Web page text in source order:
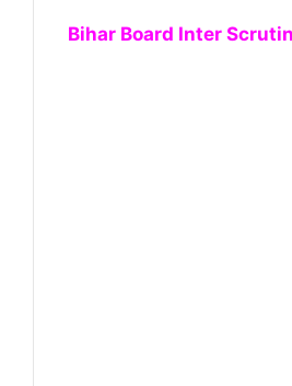
Bihar Board Inter